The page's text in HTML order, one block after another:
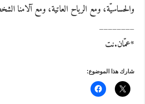
والحساسيّة، ومع الرياح العاتية، ومع آلامنا
________
*عمّان.نت
شارك هذا الموضوع: